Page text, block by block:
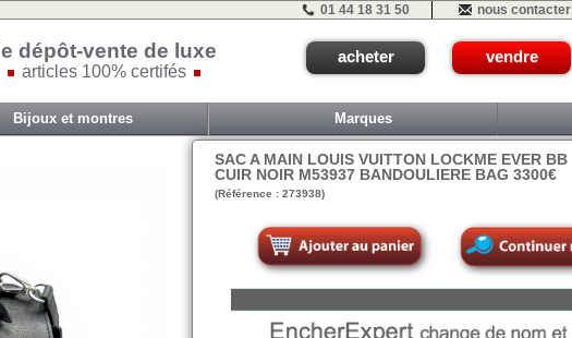
01 44 18 31 50 nous contacter
le dépôt-vente de luxe
articles 100% certifés
acheter vendre
Bijoux et montres Marques
SAC A MAIN LOUIS VUITTON LOCKME EVER BB
CUIR NOIR M53937 BANDOULIERE BAG 3300€
(Référence : 273938)